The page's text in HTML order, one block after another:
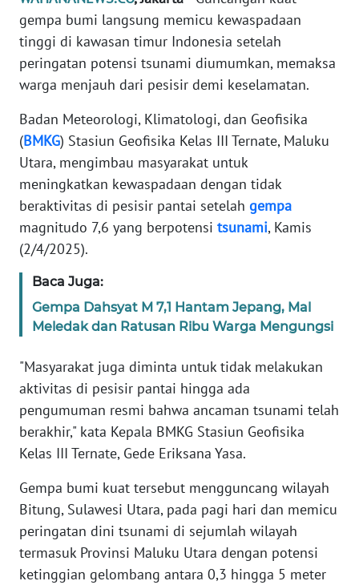
gempa bumi langsung memicu kewaspadaan
tinggi di kawasan timur Indonesia setelah
peringatan potensi tsunami diumumkan, memaksa
warga menjauh dari pesisir demi keselamatan.
Badan Meteorologi, Klimatologi, dan Geofisika
(BMKG) Stasiun Geofisika Kelas III Ternate, Maluku
Utara, mengimbau masyarakat untuk
meningkatkan kewaspadaan dengan tidak
beraktivitas di pesisir pantai setelah gempa
magnitudo 7,6 yang berpotensi tsunami, Kamis
(2/4/2025).
Baca Juga:
Gempa Dahsyat M 7,1 Hantam Jepang, Mal
Meledak dan Ratusan Ribu Warga Mengungsi
"Masyarakat juga diminta untuk tidak melakukan
aktivitas di pesisir pantai hingga ada
pengumuman resmi bahwa ancaman tsunami telah
berakhir," kata Kepala BMKG Stasiun Geofisika
Kelas III Ternate, Gede Eriksana Yasa.
Gempa bumi kuat tersebut mengguncang wilayah
Bitung, Sulawesi Utara, pada pagi hari dan memicu
peringatan dini tsunami di sejumlah wilayah
termasuk Provinsi Maluku Utara dengan potensi
ketinggian gelombang antara 0,3 hingga 5 meter
Informasi
INDEKS
BERITA
KAMI
INFO
IKLAN
TENTANG
KAMI
PEDOMAN
SIBER
KARIR
DISCLAIMER
Wahana
News
Regional
WN
SUMUT